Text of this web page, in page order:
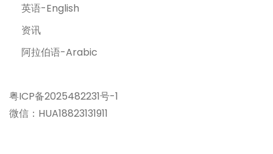
英语-English
资讯
阿拉伯语-Arabic
粤ICP备2025482231号-1
微信：HUA18823131911